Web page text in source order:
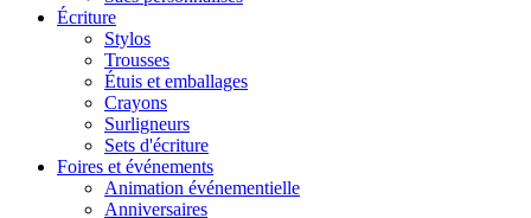
Écriture
Stylos
Trousses
Étuis et emballages
Crayons
Surligneurs
Sets d'écriture
Foires et événements
Animation événementielle
Anniversaires